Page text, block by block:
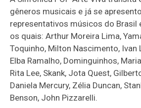
gêneros musicais e já se
representativos músicos do Brasil
os quais: Arthur Moreira Lima,
Toquinho, Milton Nascimento, Ivan
Elba Ramalho, Dominguinhos,
Rita Lee, Skank, Jota Quest,
Daniela Mercury, Zélia Duncan,
Benson, John Pizzarelli.